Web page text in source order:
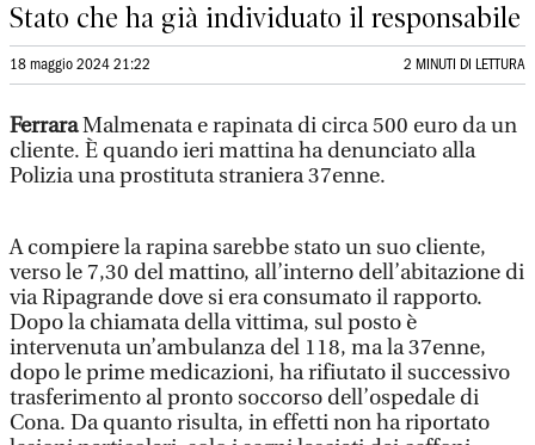
Stato che ha già individuato il responsabile
18 maggio 2024 21:22 2 MINUTI DI LETTURA
FerraraMalmenata e rapinata di circa 500 euro da un
cliente. È quando ieri mattina ha denunciato alla
Polizia una prostituta straniera 37enne.
A compiere la rapina sarebbe stato un suo cliente,
verso le 7,30 del mattino, all’interno dell’abitazione di
via Ripagrande dove si era consumato il rapporto.
Dopo la chiamata della vittima, sul posto è
intervenuta un’ambulanza del 118, ma la 37enne,
dopo le prime medicazioni, ha rifiutato il successivo
trasferimento al pronto soccorso dell’ospedale di
Cona. Da quanto risulta, in effetti non ha riportato